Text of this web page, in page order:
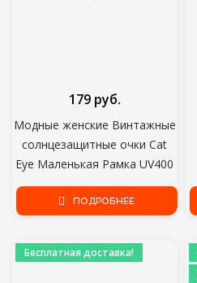
Модные женские Винтажные
солнцезащитные очки Cat
Eye Маленькая Рамка UV400
Солнцезащитные очки
Уличные Очки Роскошные
очки
179 руб.
ПОДРОБНЕЕ
Бесплатная доставка!